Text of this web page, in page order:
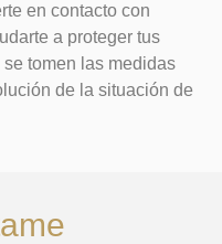
en contacto con
a proteger tus
tomen las medidas
de la situación de